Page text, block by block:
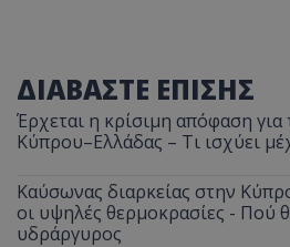
ΔΙΑΒΑΣΤΕ ΕΠΙΣΗΣ
Έρχεται η κρίσιμη απόφαση
Κύπρου–Ελλάδας – Τι ισχύει
Καύσωνας διαρκείας στην
οι υψηλές θερμοκρασίες - Πού
υδράργυρος